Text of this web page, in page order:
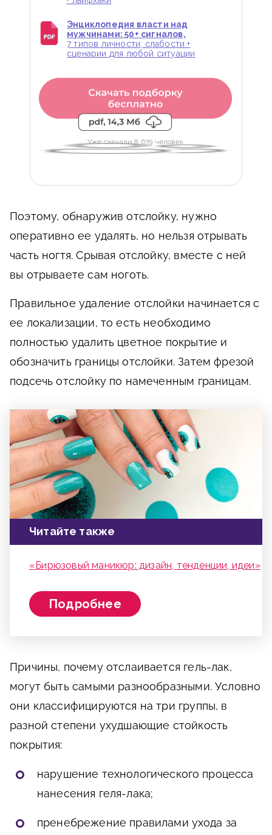
Уже скачали 8 679 человек
Энциклопедия власти над
мужчинами: 50+ сигналов,
7 типов личности, слабости +
сценарии для любой ситуации
Поэтому, обнаружив отслойку, нужно
оперативно ее удалять, но нельзя отрывать
часть ногтя. Срывая отслойку, вместе с ней
вы отрываете сам ноготь.
Правильное удаление отслойки начинается с
ее локализации, то есть необходимо
полностью удалить цветное покрытие и
обозначить границы отслойки. Затем фрезой
подсечь отслойку по намеченным границам.
Читайте также
«Бирюзовый маникюр: дизайн, тенденции, идеи»
Подробнее
Причины, почему отслаивается гель-лак,
могут быть самыми разнообразными. Условно
они классифицируются на три группы, в
разной степени ухудшающие стойкость
покрытия:
нарушение технологического процесса
нанесения геля-лака;
пренебрежение правилами ухода за